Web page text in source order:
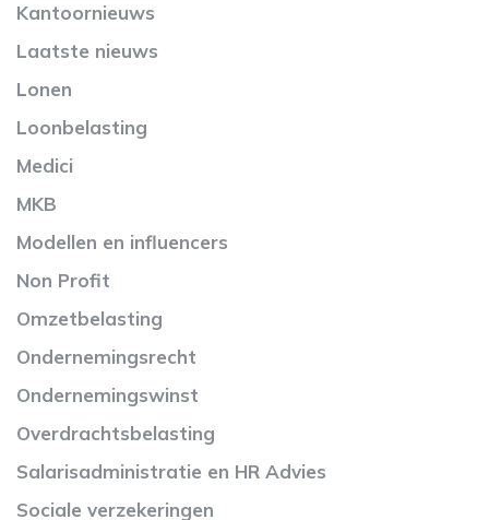
Kantoornieuws
Laatste nieuws
Lonen
Loonbelasting
Medici
MKB
Modellen en influencers
Non Profit
Omzetbelasting
Ondernemingsrecht
Ondernemingswinst
Overdrachtsbelasting
Salarisadministratie en HR Advies
Sociale verzekeringen